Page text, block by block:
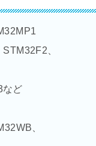
、
など
、